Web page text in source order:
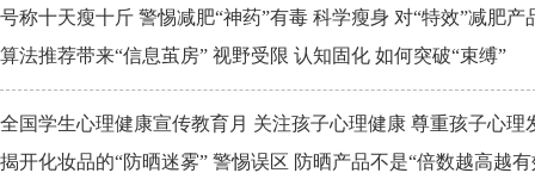
号称十天瘦十斤 警惕减肥“神药”有毒 科学瘦身 对“特效”减肥产
算法推荐带来“信息茧房” 视野受限 认知固化 如何突破“束缚”
全国学生心理健康宣传教育月 关注孩子心理健康 尊重孩子心理
揭开化妆品的“防晒迷雾” 警惕误区 防晒产品不是“倍数越高越有